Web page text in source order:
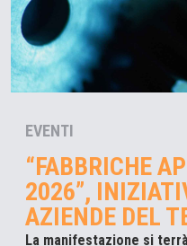
EVENTI
“FABBRICHE
2026”,
AZIENDE DEL
La manifestazione si